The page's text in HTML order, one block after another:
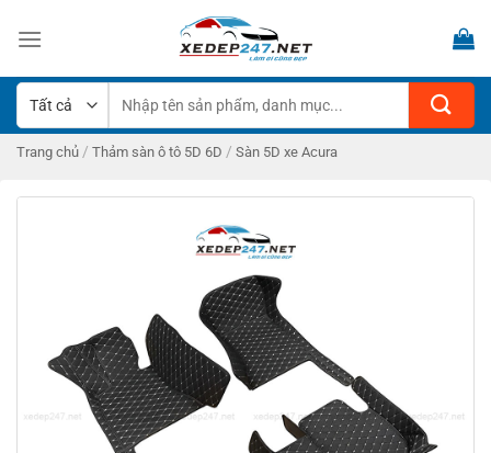
qua
dung
kiếm:
Trang chủ / Thảm sàn ô tô 5D 6D / Sàn 5D xe Acura